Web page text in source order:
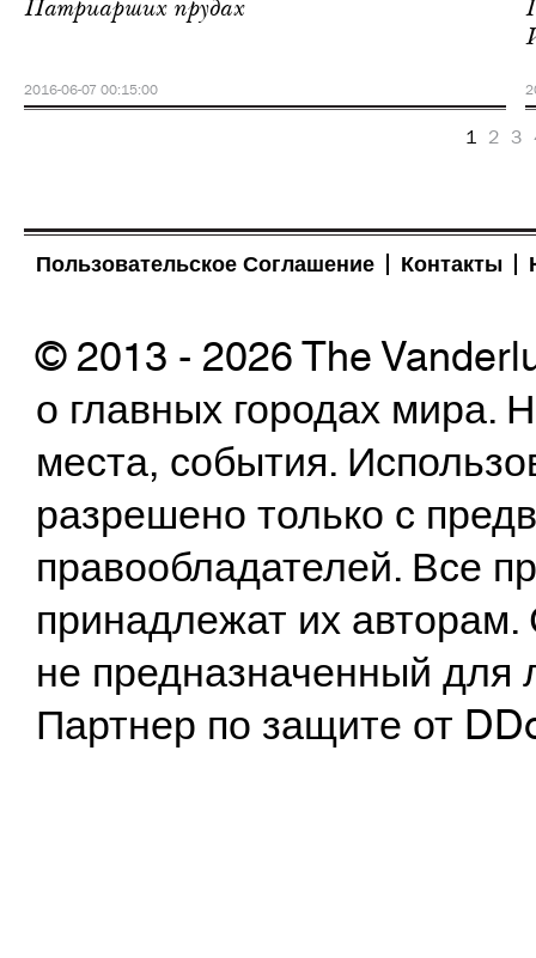
Патриарших прудах
2016-06-07 00:15:00
1 2 3
Пользовательское Соглашение Контакты
© 2013 - 2026 The
о главных городах
места, события.
разрешено только с
правообладателей. Все
принадлежат их
не предназначенный
Партнер по защите от